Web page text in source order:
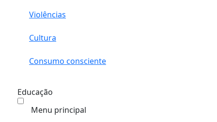
Violências
Cultura
Consumo consciente
Educação
Menu principal